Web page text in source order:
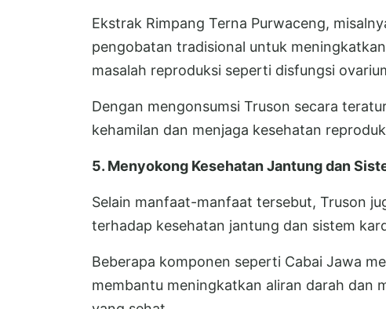
Ekstrak Rimpang Terna Purwaceng,
pengobatan tradisional untuk
masalah reproduksi seperti disfungsi
Dengan mengonsumsi Truson secara
kehamilan dan menjaga kesehatan
5. Menyokong Kesehatan Jantung dan
Selain manfaat-manfaat tersebut, Truson
terhadap kesehatan jantung dan sistem
Beberapa komponen seperti Cabai Jawa
membantu meningkatkan aliran darah dan